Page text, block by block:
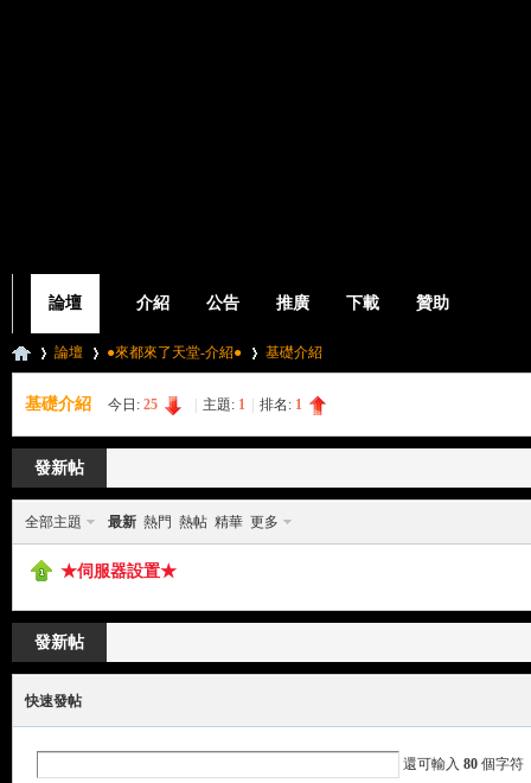
論壇 介紹 公告 推廣 下載 贊助
論壇 ●來都來了天堂-介紹● 基礎介紹
基礎介紹 今日: 25 主題: 1 排名: 1
發新帖
全部主題 最新 熱門 熱帖 精華 更多
★伺服器設置★
發新帖
快速發帖
還可輸入 80個字符